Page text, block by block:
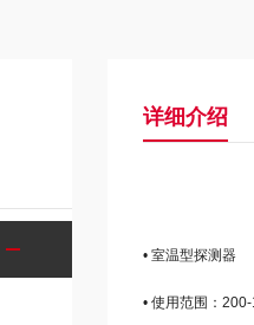
详细介绍
• 室温型探测器
• 使用范围：